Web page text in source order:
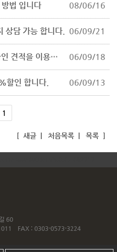
법 입니다 08/06/16
상담 가능 합니다. 06/09/21
견적의뢰시 온라인 견적을 이용하세요 06/09/18
할인 합니다. 06/09/13
1
[ 새글| 처음목록| 목록]
60
FAX : 0303-0573-3224